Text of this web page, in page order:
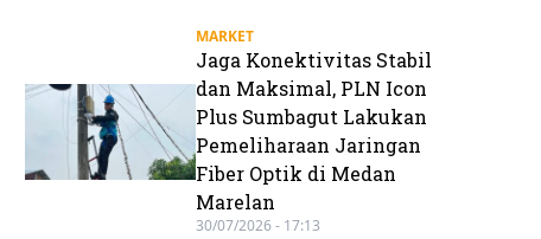
MARKET
Jaga Konektivitas Stabil
dan Maksimal, PLN Icon
Plus Sumbagut Lakukan
Pemeliharaan Jaringan
Fiber Optik di Medan
Marelan
30/07/2026 - 17:13